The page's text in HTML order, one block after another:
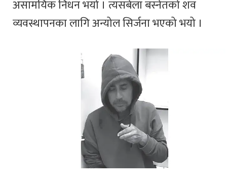
असामयिक निधन भयो । त्यसबेला बस्नेतको शव
व्यवस्थापनका लागि अन्योल सिर्जना भएको भयो ।